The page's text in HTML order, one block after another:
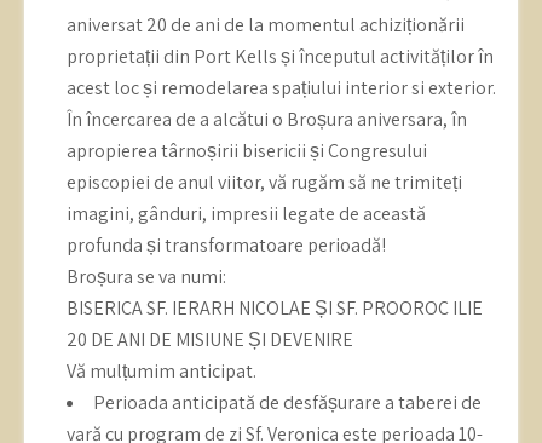
aniversat 20 de ani de la momentul achiziționării
proprietații din Port Kells și începutul activităților în
acest loc și remodelarea spațiului interior si exterior.
În încercarea de a alcătui o Broșura aniversara, în
apropierea târnoșirii bisericii și Congresului
episcopiei de anul viitor, vă rugăm să ne trimiteți
imagini, gânduri, impresii legate de această
profunda și transformatoare perioadă!
Broșura se va numi:
BISERICA SF. IERARH NICOLAE ȘI SF. PROOROC ILIE
20 DE ANI DE MISIUNE ȘI DEVENIRE
Vă mulțumim anticipat.
Perioada anticipată de desfășurare a taberei de
vară cu program de zi Sf. Veronica este perioada 10-